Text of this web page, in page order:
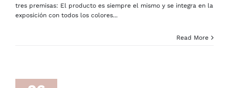
tres premisas: El producto es siempre el mismo y se integra en la
exposición con todos los colores...
Read More